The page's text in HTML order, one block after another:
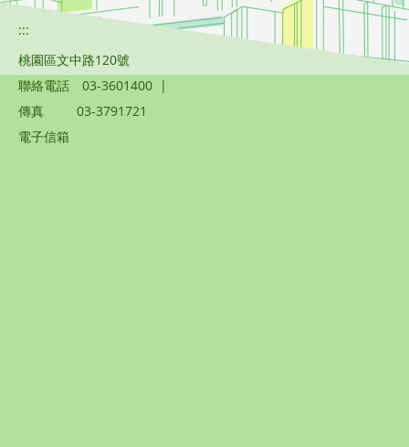
:::
桃園區文中路120號
聯絡電話
03-3601400 |
傳真
03-3791721
電子信箱